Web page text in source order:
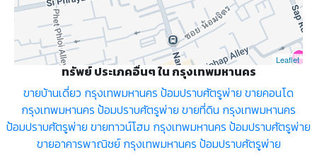
Leaflet
ทรัพย์ ประเภคอื่นๆ ใน กรุงเทพมหานคร
ขายบ้านเดี่ยว กรุงเทพมหานคร ป้อมปราบศัตรูพ่าย ขายคอนโด
กรุงเทพมหานคร ป้อมปราบศัตรูพ่าย ขายที่ดิน กรุงเทพมหานคร
ป้อมปราบศัตรูพ่าย ขายทาวน์โฮม กรุงเทพมหานคร ป้อมปราบศัตรูพ่าย
ขายอาคารพาณิชย์ กรุงเทพมหานคร ป้อมปราบศัตรูพ่าย